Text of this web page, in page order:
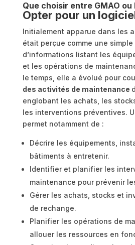
Que choisir entre GMAO ou
Opter pour un
Initialement apparue dans les
était perçue comme une simple
d’informations listant les
et les opérations de
le temps, elle a évolué pour
des activités de maintenance
englobant les achats, les
les interventions préventives.
permet notamment de :
Décrire les équipements,
bâtiments à entretenir.
Identifier et planifier les
maintenance pour prévenir
Gérer les achats, stocks et
de rechange.
Planifier les opérations de
allouer les ressources en